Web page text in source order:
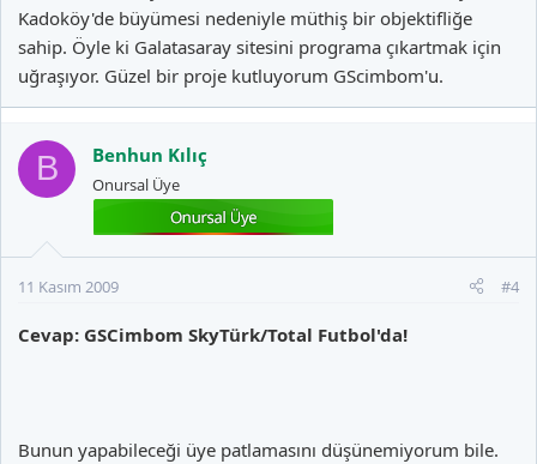
Kadoköy'de büyümesi nedeniyle müthiş bir objektifliğe
sahip. Öyle ki Galatasaray sitesini programa çıkartmak için
uğraşıyor. Güzel bir proje kutluyorum GScimbom'u.
B Benhun Kılıç
Onursal Üye
11 Kasım 2009 #4
Cevap: GSCimbom SkyTürk/Total Futbol'da!
Bunun yapabileceği üye patlamasını düşünemiyorum bile.